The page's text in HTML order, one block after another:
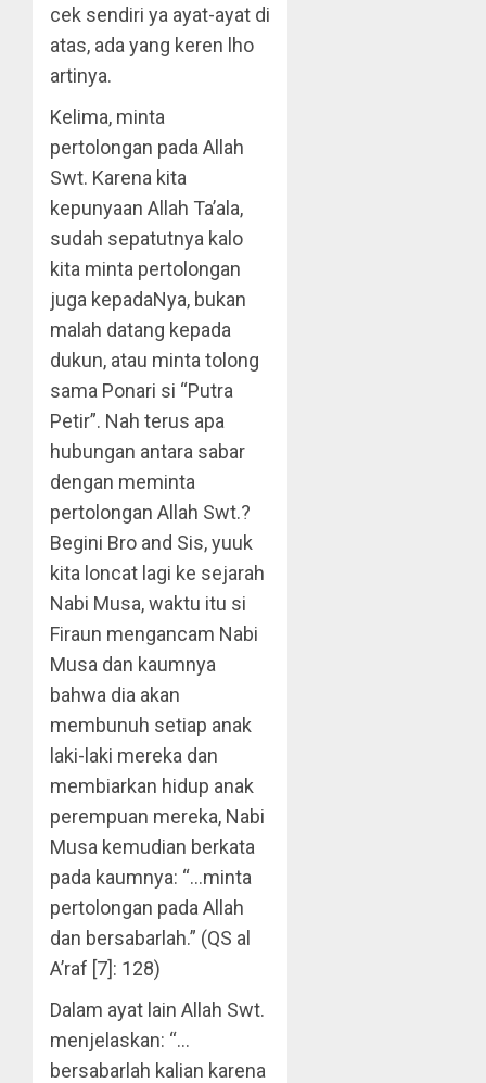
cek sendiri ya ayat-ayat di
atas, ada yang keren lho
artinya.
Kelima, minta
pertolongan pada Allah
Swt. Karena kita
kepunyaan Allah Ta’ala,
sudah sepatutnya kalo
kita minta pertolongan
juga kepadaNya, bukan
malah datang kepada
dukun, atau minta tolong
sama Ponari si “Putra
Petir”. Nah terus apa
hubungan antara sabar
dengan meminta
pertolongan Allah Swt.?
Begini Bro and Sis, yuuk
kita loncat lagi ke sejarah
Nabi Musa, waktu itu si
Firaun mengancam Nabi
Musa dan kaumnya
bahwa dia akan
membunuh setiap anak
laki-laki mereka dan
membiarkan hidup anak
perempuan mereka, Nabi
Musa kemudian berkata
pada kaumnya: “…minta
pertolongan pada Allah
dan bersabarlah.” (QS al
A’raf [7]: 128)
Dalam ayat lain Allah Swt.
menjelaskan: “…
bersabarlah kalian karena